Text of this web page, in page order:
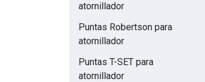
atornillador
Puntas Robertson para
atornillador
Puntas T-SET para
atornillador